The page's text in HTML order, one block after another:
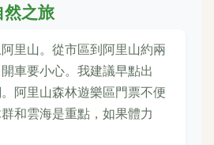
之旅
里山。從市區到阿里山約兩
車要小心。我建議早點出
阿里山森林遊樂區門票不便
和雲海是重點，如果體力